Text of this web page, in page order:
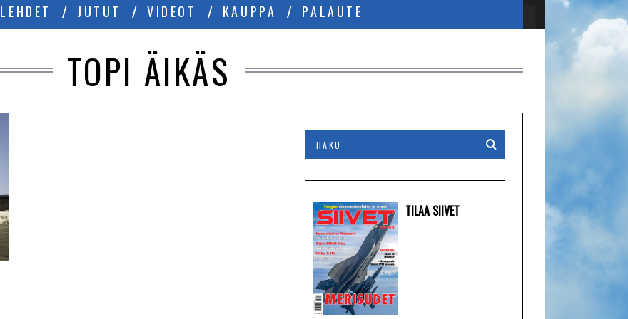
LEHDET JUTUT VIDEOT KAUPPA PALAUTE
TOPI ÄIKÄS
TILAA SIIVET